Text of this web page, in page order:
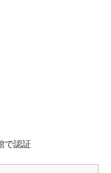
で認証